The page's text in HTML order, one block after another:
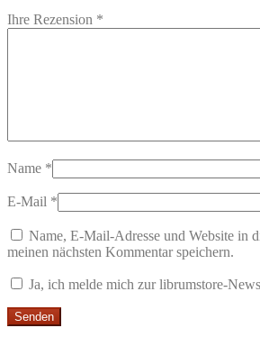
Ihre Rezension *
Name *
E-Mail *
Name, E-Mail-Adresse und Website in
meinen nächsten Kommentar speichern.
Ja, ich melde mich zur librumstore-